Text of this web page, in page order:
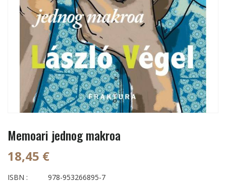
Memoari jednog makroa
18,45 €
ISBN :
978-953266895-7